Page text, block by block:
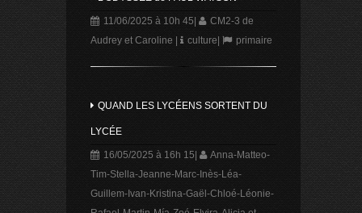
11/06/2025 à 10h 45
CM2-3 de
Audrey et Caroline
culture primaire
QUAND LES LYCÉENS SORTENT DU
LYCÉE
16/05/2025 à 16h 15
Anna-Matteo-
Tim-Stella-Jeanne-Marc-Inès-Léa-
Guillem-Ivan-Kristina-Gaël-Chloé-Léonie-